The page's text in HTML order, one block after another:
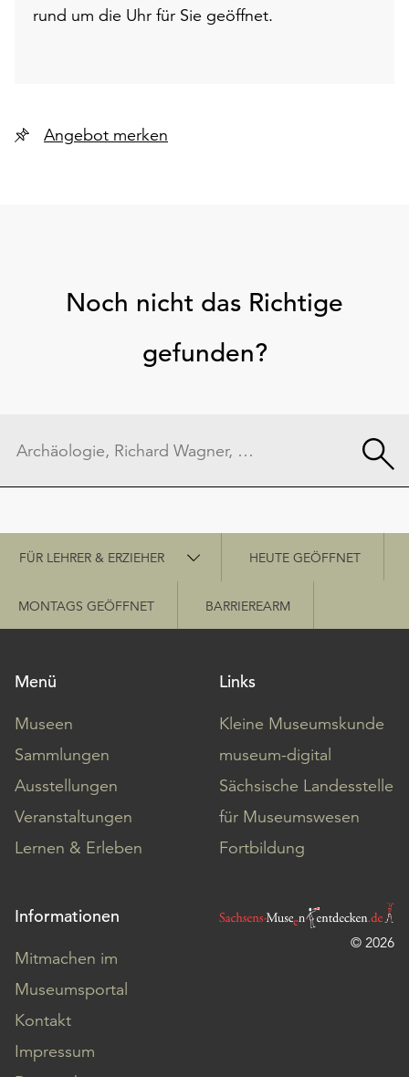
rund um die Uhr für Sie geöffnet.
Angebot merken
Noch nicht das Richtige
gefunden?
Schnellzugriff
FÜR LEHRER & ERZIEHER HEUTE GEÖFFNET
MONTAGS GEÖFFNET BARRIEREARM
Menü
Museen
Sammlungen
Ausstellungen
Veranstaltungen
Lernen & Erleben
Links
Kleine Museumskunde
museum-digital
Sächsische Landesstelle
für Museumswesen
Fortbildung
Informationen
Mitmachen im
Museumsportal
Kontakt
Impressum
© 2026